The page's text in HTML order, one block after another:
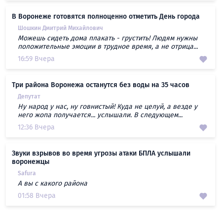
В Воронеже готовятся полноценно отметить День города
Шошкин Дмитрий Михайлович
Можешь сидеть дома плакать - грустить! Людям нужны
положительные эмоции в трудное время, а не отрица...
16:59 Вчера
Три района Воронежа останутся без воды на 35 часов
Депутат
Ну народ у нас, ну говнистый! Куда не целуй, а везде у
него жопа получается... услышали. В следующем...
12:36 Вчера
Звуки взрывов во время угрозы атаки БПЛА услышали
воронежцы
Safura
А вы с какого района
01:58 Вчера